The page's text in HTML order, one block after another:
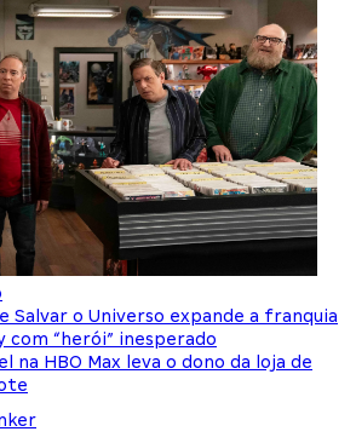
Salvar o Universo expande a franquia
com “herói” inesperado
HBO Max leva o dono da loja de